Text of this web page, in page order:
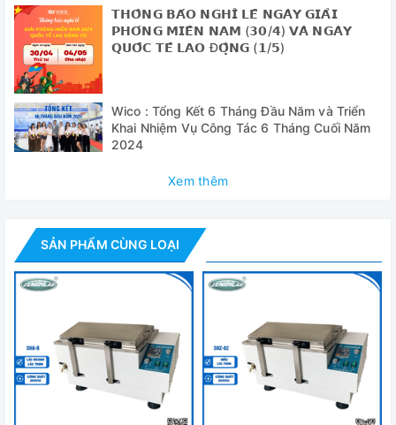
nuôi cấy vi sinh vật và các công cụ liên quan khác.
Thông số kỹ thuật
Model SHZ-88A
Dải tốc độ 40-280 vòng / phút
tối đa
Thời gian 0-999 phút
Dải nhiệt độ Nhiệt độ tối đa 98 độ C
Độ chính xác
nhiệt độ
0.2 độ C
Nhiệt độ đồng
± 0,2 độ C
𝗧𝗛𝗢̂𝗡𝗚 𝗕𝗔́𝗢 𝗡𝗚𝗛𝗜̉ 𝗟𝗘̂̃ 𝗡𝗚𝗔̀𝗬 𝗚𝗜𝗔̉𝗜
𝗣𝗛𝗢́𝗡𝗚 𝗠𝗜𝗘̂̀𝗡 𝗡𝗔𝗠 (𝟯𝟬/𝟰) 𝗩𝗔̀ 𝗡𝗚𝗔̀𝗬
𝗤𝗨𝗢̂́𝗖 𝗧𝗘̂́ 𝗟𝗔𝗢 Đ𝗢̣̂𝗡𝗚 (𝟭/𝟱)
Wico : Tổng Kết 6 Tháng Đầu Năm và Triển
Khai Nhiệm Vụ Công Tác 6 Tháng Cuối Năm
2024
Xem thêm
SẢN PHẨM CÙNG LOẠI